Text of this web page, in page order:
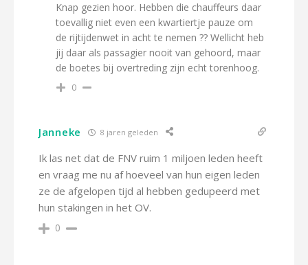
Knap gezien hoor. Hebben die chauffeurs daar
toevallig niet even een kwartiertje pauze om
de rijtijdenwet in acht te nemen ?? Wellicht heb
jij daar als passagier nooit van gehoord, maar
de boetes bij overtreding zijn echt torenhoog.
0
Janneke 8 jaren geleden
Ik las net dat de FNV ruim 1 miljoen leden heeft
en vraag me nu af hoeveel van hun eigen leden
ze de afgelopen tijd al hebben gedupeerd met
hun stakingen in het OV.
0